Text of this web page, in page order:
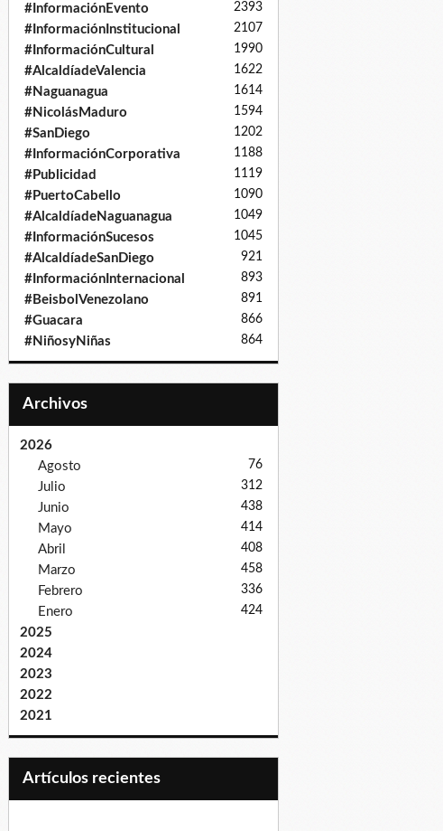
#InformaciónEvento 2393
#InformaciónInstitucional 2107
#InformaciónCultural 1990
#AlcaldíadeValencia 1622
#Naguanagua 1614
#NicolásMaduro 1594
#SanDiego 1202
#InformaciónCorporativa 1188
#Publicidad 1119
#PuertoCabello 1090
#AlcaldíadeNaguanagua 1049
#InformaciónSucesos 1045
#AlcaldíadeSanDiego 921
#InformaciónInternacional 893
#BeisbolVenezolano 891
#Guacara 866
#NiñosyNiñas 864
Archivos
2026
Agosto
76
Julio 312
Junio 438
Mayo 414
Abril 408
Marzo 458
Febrero 336
Enero 424
2025
2024
2023
2022
2021
Artículos recientes